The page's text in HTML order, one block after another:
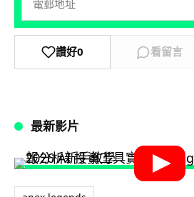
讚好0 看留言
最新影片